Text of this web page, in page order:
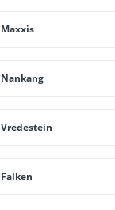
Maxxis
Nankang
Vredestein
Falken